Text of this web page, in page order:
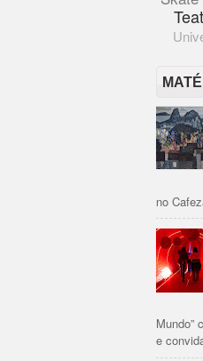
no
Mundo”
e